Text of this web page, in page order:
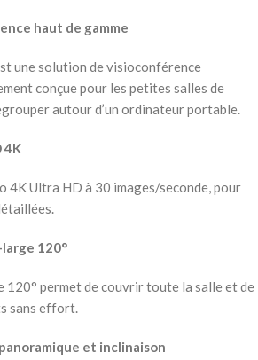
haut de gamme
une solution de visioconférence
conçue pour les petites salles de
autour d’un ordinateur portable.
4K
4K Ultra HD à 30 images/seconde, pour
120°
120° permet de couvrir toute la salle et de
sans effort.
et inclinaison